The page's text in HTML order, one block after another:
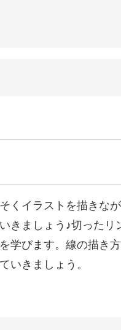
トカットの女の子、
う。
くイラストを描きな
きましょう♪切ったリ
学びます。線の描き
いきましょう。